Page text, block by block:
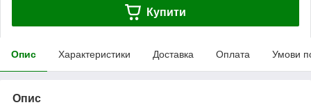
Купити
Опис Характеристики Доставка Оплата Умови
Опис